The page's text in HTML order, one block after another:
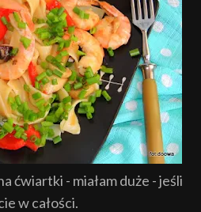
ćwiartki - miałam duże - jeśli
w całości.